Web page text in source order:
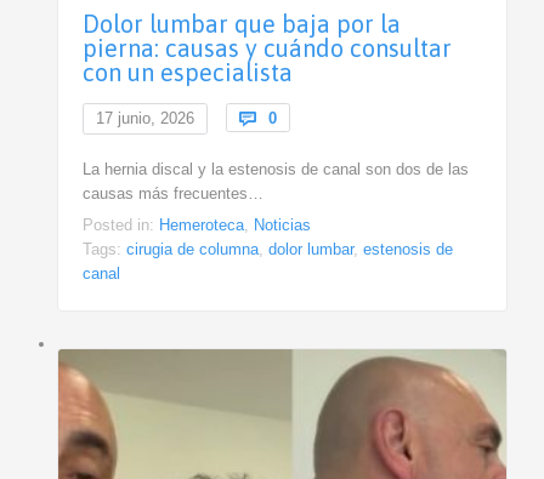
Dolor lumbar que baja por la
pierna: causas y cuándo consultar
con un especialista
17 junio, 2026  0Comments
La hernia discal y la estenosis de canal son dos de las
causas más frecuentes…
Posted in: Hemeroteca, Noticias
Tags: cirugia de columna, dolor lumbar, estenosis de
canal